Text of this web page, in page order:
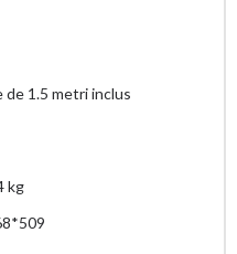
de 1.5 metri inclus
kg